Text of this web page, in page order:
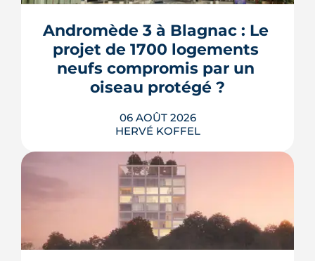
Andromède 3 à Blagnac : Le
projet de 1700 logements
neufs compromis par un
oiseau protégé ?
06 AOÛT 2026
HERVÉ KOFFEL
La troisième et dernière phase de
l'écoquartier Andromède doit livrer
près de 1 700 logements à partir de